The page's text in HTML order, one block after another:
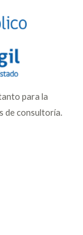
para la
de consultoría.